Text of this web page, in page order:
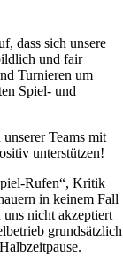
dass sich unsere
und fair
Turnieren um
Spiel- und
Teams mit
unterstützen!
Rufen“, Kritik
in keinem Fall
nicht akzeptiert
grundsätzlich